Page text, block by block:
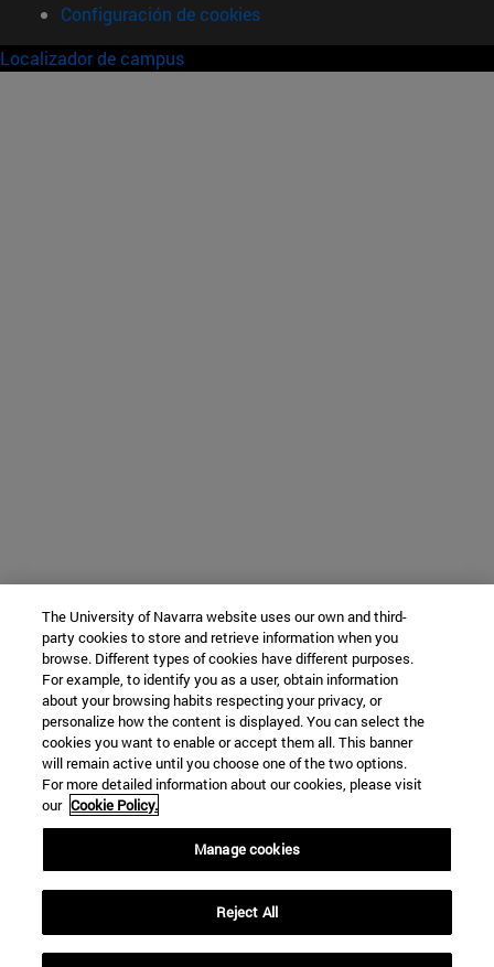
Configuración de cookies
Localizador de campus
The University of Navarra website uses our own and third-
party cookies to store and retrieve information when you
browse. Different types of cookies have different purposes.
For example, to identify you as a user, obtain information
about your browsing habits respecting your privacy, or
personalize how the content is displayed. You can select the
cookies you want to enable or accept them all. This banner
will remain active until you choose one of the two options.
For more detailed information about our cookies, please visit
our Cookie Policy.
Manage cookies
Reject All